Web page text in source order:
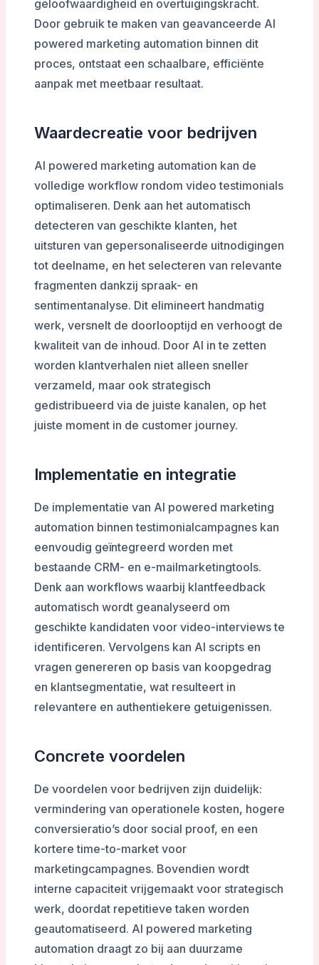
geloofwaardigheid en overtuigingskracht.
Door gebruik te maken van geavanceerde AI
powered marketing automation binnen dit
proces, ontstaat een schaalbare, efficiënte
aanpak met meetbaar resultaat.
Waardecreatie voor bedrijven
AI powered marketing automation kan de
volledige workflow rondom video testimonials
optimaliseren. Denk aan het automatisch
detecteren van geschikte klanten, het
uitsturen van gepersonaliseerde uitnodigingen
tot deelname, en het selecteren van relevante
fragmenten dankzij spraak- en
sentimentanalyse. Dit elimineert handmatig
werk, versnelt de doorlooptijd en verhoogt de
kwaliteit van de inhoud. Door AI in te zetten
worden klantverhalen niet alleen sneller
verzameld, maar ook strategisch
gedistribueerd via de juiste kanalen, op het
juiste moment in de customer journey.
Implementatie en integratie
De implementatie van AI powered marketing
automation binnen testimonialcampagnes kan
eenvoudig geïntegreerd worden met
bestaande CRM- en e-mailmarketingtools.
Denk aan workflows waarbij klantfeedback
automatisch wordt geanalyseerd om
geschikte kandidaten voor video-interviews te
identificeren. Vervolgens kan AI scripts en
vragen genereren op basis van koopgedrag
en klantsegmentatie, wat resulteert in
relevantere en authentiekere getuigenissen.
Concrete voordelen
De voordelen voor bedrijven zijn duidelijk:
vermindering van operationele kosten, hogere
conversieratio’s door social proof, en een
kortere time-to-market voor
marketingcampagnes. Bovendien wordt
interne capaciteit vrijgemaakt voor strategisch
werk, doordat repetitieve taken worden
geautomatiseerd. AI powered marketing
automation draagt zo bij aan duurzame